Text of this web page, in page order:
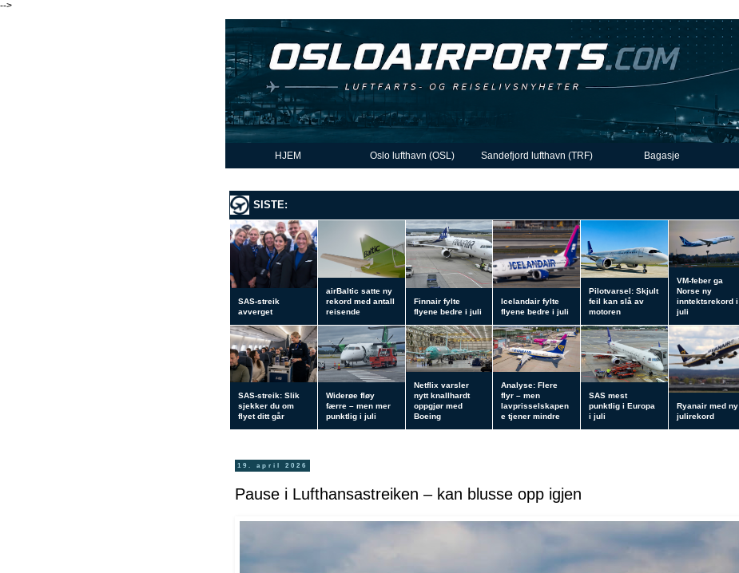
-->
HJEM Oslo lufthavn (OSL) Sandefjord lufthavn (TRF) Bagasje
SISTE:
SAS-streik
avverget
airBaltic satte ny
rekord med antall
reisende
Finnair fylte
flyene bedre i juli
Icelandair fylte
flyene bedre i juli
Pilotvarsel: Skjult
feil kan slå av
motoren
VM-feber ga
Norse ny
inntektsrekord i
juli
SAS-streik: Slik
sjekker du om
flyet ditt går
Widerøe fløy
færre – men mer
punktlig i juli
Netflix varsler
nytt knallhardt
oppgjør med
Boeing
Analyse: Flere
flyr – men
lavprisselskapen
e tjener mindre
SAS mest
punktlig i Europa
i juli
Ryanair med ny
julirekord
19. april 2026
Pause i Lufthansastreiken – kan blusse opp igjen